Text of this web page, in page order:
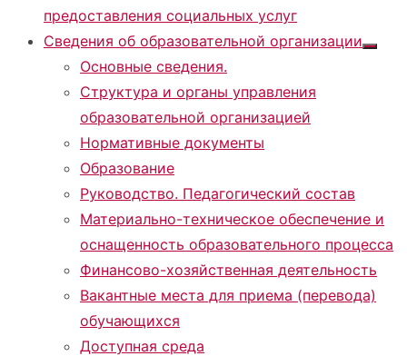
предоставления социальных услуг
Сведения об образовательной организации
Основные сведения.
Структура и органы управления
образовательной организацией
Нормативные документы
Образование
Руководство. Педагогический состав
Материально-техническое обеспечение и
оснащенность образовательного процесса
Финансово-хозяйственная деятельность
Вакантные места для приема (перевода)
обучающихся
Доступная среда